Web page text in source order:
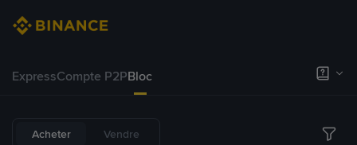
ExpressCompte P2PBloc
Acheter Vendre